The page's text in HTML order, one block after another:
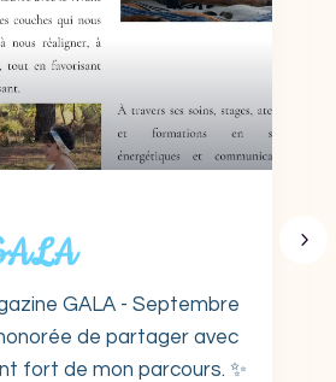
GALA - Septembre
de partager avec
fort de mon parcours. ✨